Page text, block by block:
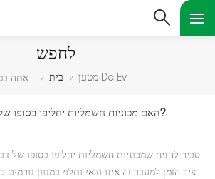
לחפש
אתה בפנים : / בית / מטען Dc Ev
האם מכוניות חשמליות יחליפו בסופו של דבר את מכוניות הדלק?
סביר להניח שמכוניות חשמליות יחליפו בסופו של
ציר הזמן למעבר זה אינו ודאי ותלוי במגוון גורמים